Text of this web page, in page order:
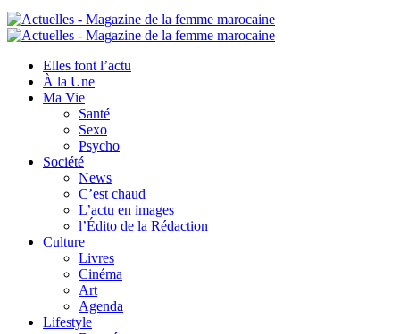
Elles font l’actu
À la Une
Ma Vie
Santé
Sexo
Psycho
Société
News
C’est chaud
L’actu en images
l’Édito de la Rédaction
Culture
Livres
Cinéma
Art
Agenda
Lifestyle